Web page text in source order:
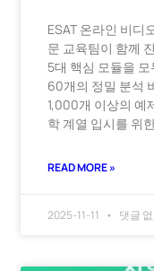
ESAT 온라인 비디
문 교육팀이 함께
5대 핵심 모듈을
60개의 정밀 분석
1,000개 이상의 예
학 계열 입시를 위
READ MORE »
2025-11-11 댓글